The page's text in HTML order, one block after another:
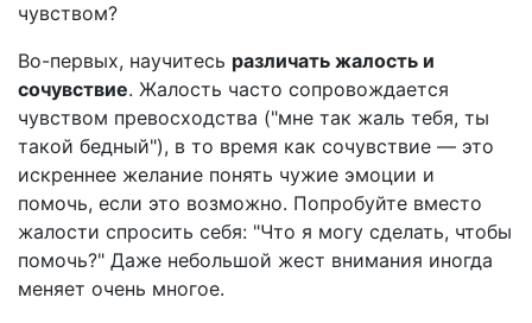
чувством?
Во-первых, научитесь различать жалость и
сочувствие. Жалость часто сопровождается
чувством превосходства ("мне так жаль тебя, ты
такой бедный"), в то время как сочувствие — это
искреннее желание понять чужие эмоции и
помочь, если это возможно. Попробуйте вместо
жалости спросить себя: "Что я могу сделать, чтобы
помочь?" Даже небольшой жест внимания иногда
меняет очень многое.